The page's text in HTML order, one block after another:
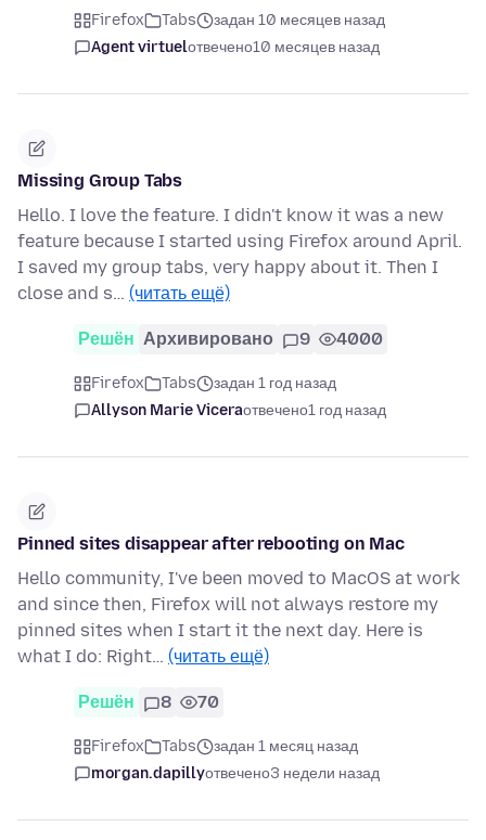
Firefox Tabs
задан 10 месяцев назад
Agent virtuelотвечено10 месяцев назад
Missing Group Tabs
Hello. I love the feature. I didn't know it was a new
feature because I started using Firefox around April.
I saved my group tabs, very happy about it. Then I
close and s… (читать ещё)
Решён Архивировано 9 4000
Firefox Tabs
задан 1 год назад
Allyson Marie Viceraотвечено1 год назад
Pinned sites disappear after rebooting on Mac
Hello community, I've been moved to MacOS at work
and since then, Firefox will not always restore my
pinned sites when I start it the next day. Here is
what I do: Right… (читать ещё)
Решён 8 70
Firefox Tabs
задан 1 месяц назад
morgan.dapillyотвечено3 недели назад